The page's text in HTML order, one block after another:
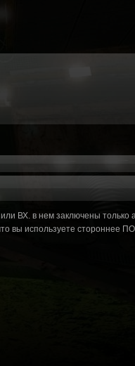
ВХ. в нем заключены только
вы используете стороннее